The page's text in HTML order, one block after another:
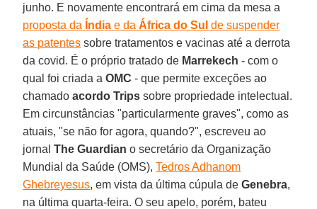
junho. E novamente encontrará em cima da mesa a
proposta da Índia e daÁfrica do Sul de suspender
as patentes sobre tratamentos e vacinas até a derrota
da covid. É o próprio tratado de Marrekech - com o
qual foi criada aOMC - que permite exceções ao
chamadoacordo Trips sobre propriedade intelectual.
Em circunstâncias "particularmente graves", como as
atuais, "se não for agora, quando?", escreveu ao
jornalThe Guardian o secretário da Organização
Mundial da Saúde (OMS),Tedros Adhanom
Ghebreyesus, em vista da última cúpula deGenebra,
na última quarta-feira. O seu apelo, porém, bateu